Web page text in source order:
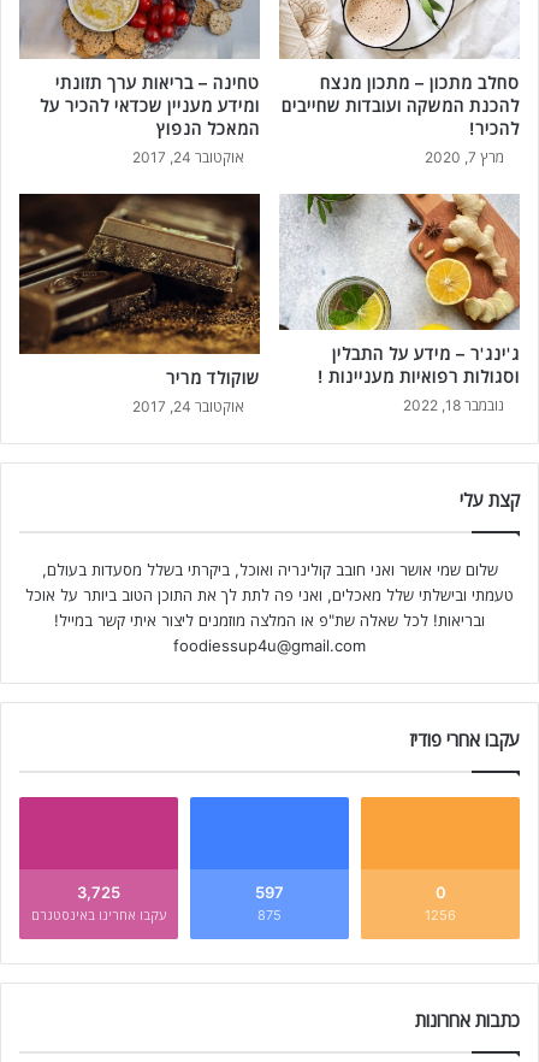
סחלב מתכון – מתכון מנצח
להכנת המשקה ועובדות שחייבים
להכיר!
מרץ 7, 2020
טחינה – בריאות ערך תזונתי
ומידע מעניין שכדאי להכיר על
המאכל הנפוץ
אוקטובר 24, 2017
ג'ינג'ר – מידע על התבלין
וסגולות רפואיות מעניינות !
נובמבר 18, 2022
שוקולד מריר
אוקטובר 24, 2017
קצת עלי
שלום שמי אושר ואני חובב קולינריה ואוכל, ביקרתי בשלל מסעדות בעולם,
טעמתי ובישלתי שלל מאכלים, ואני פה לתת לך את התוכן הטוב ביותר על אוכל
ובריאות! לכל שאלה שת"פ או המלצה מוזמנים ליצור איתי קשר במייל!
foodiessup4u@gmail.com
עקבו אחרי פודיז
0
1256
597
875
3,725
עקבו אחרינו באינסטגרם
כתבות אחרונות